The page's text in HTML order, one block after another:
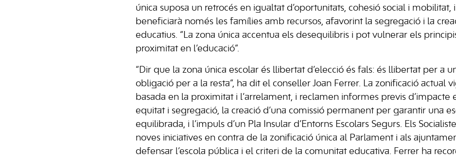
única suposa un retrocés en igualtat d’oportunitats, cohesió social i mobilitat,
beneficiarà només les famílies amb recursos, afavorint la segregació i la
educatius. “La zona única accentua els desequilibris i pot vulnerar els
proximitat en l’educació”.
“Dir que la zona única escolar és llibertat d’elecció és fals: és llibertat per a
obligació per a la resta”, ha dit el conseller Joan Ferrer. La zonificació actual
basada en la proximitat i l’arrelament, i reclamen informes previs d’impacte
equitat i segregació, la creació d’una comissió permanent per garantir una
equilibrada, i l’impuls d’un Pla Insular d’Entorns Escolars Segurs. Els
noves iniciatives en contra de la zonificació única al Parlament i als
defensar l’escola pública i el criteri de la comunitat educativa. Ferrer ha